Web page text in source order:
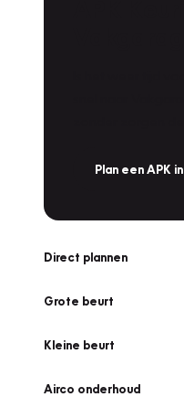
Plan een APK in
Direct plannen
Grote beurt
Kleine beurt
Airco onderhoud